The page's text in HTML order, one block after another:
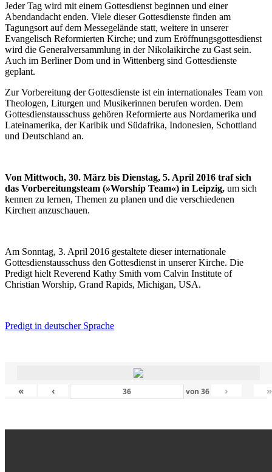
Jeder Tag wird mit einem Gottesdienst beginnen und einer
Abendandacht enden. Viele dieser Gottesdienste finden am
Tagungsort auf dem Messegelände statt, weitere in unserer
Evangelisch Reformierten Kirche; und zum Eröffnungsgottesdienst
wird die Generalversammlung in der Nikolaikirche zu Gast sein.
Auch im Berliner Dom und in Wittenberg sind Gottesdienste
geplant.
Zur Vorbereitung der Gottesdienste ist ein internationales Team von
Theologen, Liturgen und Musikerinnen berufen worden. Dem
Gottesdienstausschuss gehören Reformierte aus Nordamerika und
Lateinamerika, der Karibik und Südafrika, Indonesien, Schottland
und Deutschland an.
Von Mittwoch, 30. März bis Dienstag, 5. April 2016 traf sich
das Vorbereitungsteam (»Worship Team«) in Leipzig, um sich
kennen zu lernen, Themen zu planen und die verschiedenen
Kirchen anzuschauen.
Am Sonntag, 3. April 2016 gestaltete dieser internationale
Gottesdienstausschuss den Gottesdienst in unserer Kirche. Die
Predigt hielt Reverend Kathy Smith vom Calvin Institute of
Christian Worship, Grand Rapids, Michigan, USA.
Predigt in deutscher Sprache
« ‹ von36 › »